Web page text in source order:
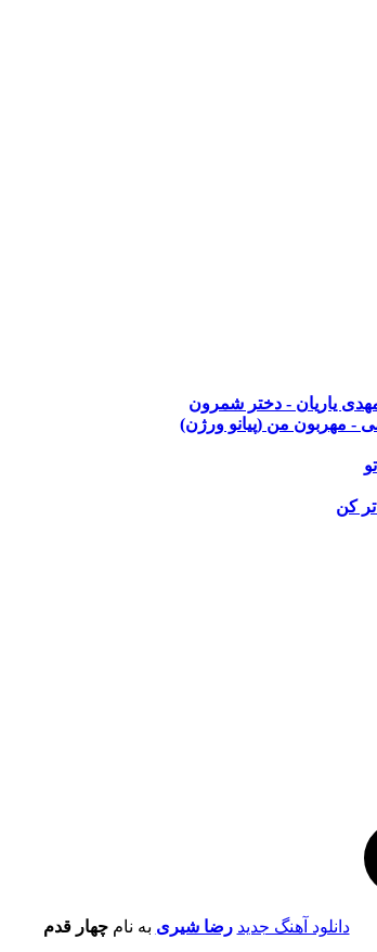
یاریان - دختر شمرون
- مهربون من (پیانو ورژن)
کن
دانلود آهنگ جدید رضا شیری به نامچهار قدم